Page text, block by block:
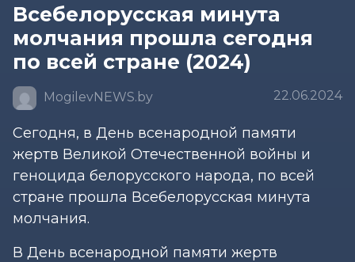
Всебелорусская минута
молчания прошла сегодня
по всей стране (2024)
MogilevNEWS.by 22.06.2024
Сегодня, в День всенародной памяти
жертв Великой Отечественной войны и
геноцида белорусского народа, по всей
стране прошла Всебелорусская минута
молчания.
В День всенародной памяти жертв